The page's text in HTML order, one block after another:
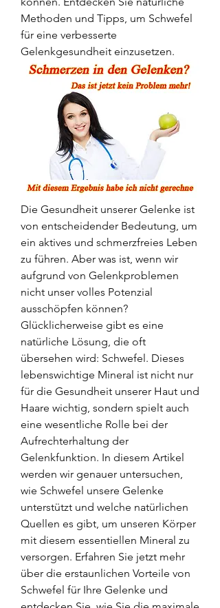
Methoden und Tipps, um Schwefel
für eine verbesserte
Gelenkgesundheit einzusetzen.
Die Gesundheit unserer Gelenke ist
von entscheidender Bedeutung, um
ein aktives und schmerzfreies Leben
zu führen. Aber was ist, wenn wir
aufgrund von Gelenkproblemen
nicht unser volles Potenzial
ausschöpfen können?
Glücklicherweise gibt es eine
natürliche Lösung, die oft
übersehen wird: Schwefel. Dieses
lebenswichtige Mineral ist nicht nur
für die Gesundheit unserer Haut und
Haare wichtig, sondern spielt auch
eine wesentliche Rolle bei der
Aufrechterhaltung der
Gelenkfunktion. In diesem Artikel
werden wir genauer untersuchen,
wie Schwefel unsere Gelenke
unterstützt und welche natürlichen
Quellen es gibt, um unseren Körper
mit diesem essentiellen Mineral zu
versorgen. Erfahren Sie jetzt mehr
über die erstaunlichen Vorteile von
Schwefel für Ihre Gelenke und